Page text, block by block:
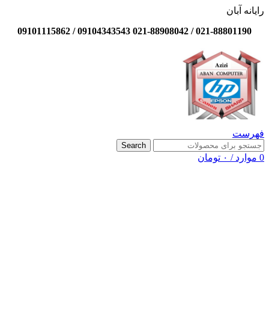
رایانه آبان
021-88801190 / 021-88908042 09104343543 / 09101115862
فهرست
Search
0 موارد / ۰ تومان